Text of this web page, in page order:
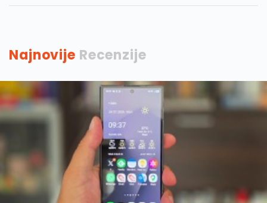
Najnovije Recenzije